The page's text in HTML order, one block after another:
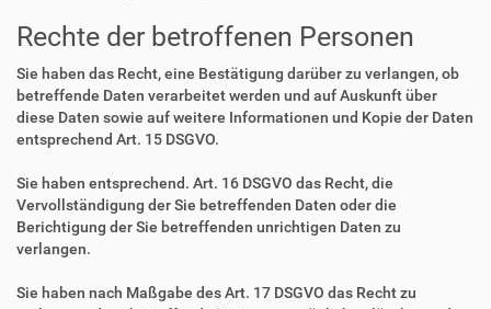
Rechte der betroffenen Personen
Sie haben das Recht, eine Bestätigung darüber zu verlangen, ob
betreffende Daten verarbeitet werden und auf Auskunft über
diese Daten sowie auf weitere Informationen und Kopie der Daten
entsprechend Art. 15 DSGVO.
Sie haben entsprechend. Art. 16 DSGVO das Recht, die
Vervollständigung der Sie betreffenden Daten oder die
Berichtigung der Sie betreffenden unrichtigen Daten zu
verlangen.
Sie haben nach Maßgabe des Art. 17 DSGVO das Recht zu